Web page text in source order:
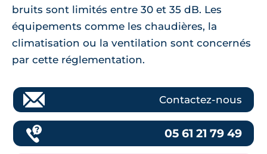
bruits sont limités entre 30 et 35 dB. Les
équipements comme les chaudières, la
climatisation ou la ventilation sont concernés
par cette réglementation.
Contactez-nous
05 61 21 79 49